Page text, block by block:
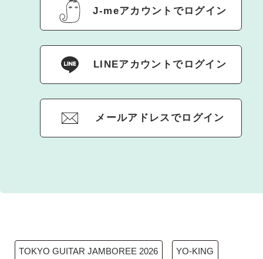
J-meアカウントでログイン
LINEアカウントでログイン
メールアドレスでログイン
TOKYO GUITAR JAMBOREE 2026 YO-KING